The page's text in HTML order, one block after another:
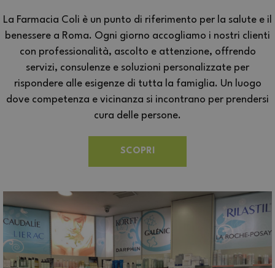
La Farmacia Coli è un punto di riferimento per la salute e il
benessere a Roma. Ogni giorno accogliamo i nostri clienti
con professionalità, ascolto e attenzione, offrendo
servizi, consulenze e soluzioni personalizzate per
rispondere alle esigenze di tutta la famiglia. Un luogo
dove competenza e vicinanza si incontrano per prendersi
cura delle persone.
SCOPRI